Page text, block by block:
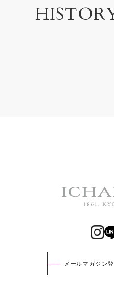
メールマガジン